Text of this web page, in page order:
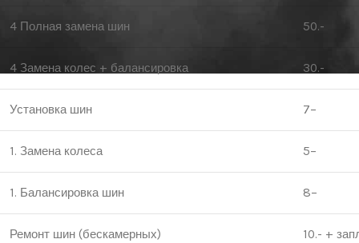
4 Полная замена шин 50.-
4 Замена колес + балансировка 30.-
Установка шин 7–
1. Замена колеса 5–
1. Балансировка шин 8–
Ремонт шин (бескамерных) 10.- +